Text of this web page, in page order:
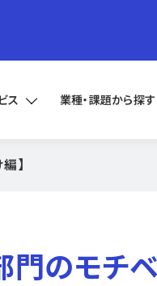
ス 業種・課題から探す
】
のモチ